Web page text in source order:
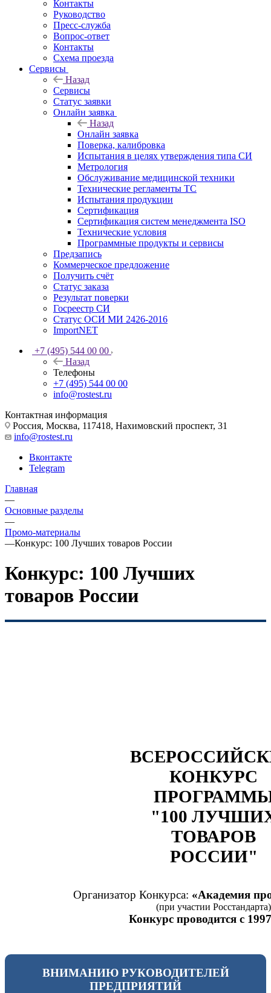
Контакты
Руководство
Пресс-служба
Вопрос-ответ
Контакты
Схема проезда
Сервисы
Назад
Сервисы
Статус заявки
Онлайн заявка
Назад
Онлайн заявка
Поверка, калибровка
Испытания в целях утверждения типа СИ
Метрология
Обслуживание медицинской техники
Технические регламенты ТС
Испытания продукции
Сертификация
Сертификация систем менеджмента ISO
Технические условия
Программные продукты и сервисы
Предзапись
Коммерческое предложение
Получить счёт
Статус заказа
Результат поверки
Госреестр СИ
Статус ОСИ МИ 2426-2016
ImportNET
+7 (495) 544 00 00
Назад
Телефоны
+7 (495) 544 00 00
info@rostest.ru
Контактная информация
Россия, Москва, 117418, Нахимовский проспект, 31
info@rostest.ru
Вконтакте
Telegram
Главная
—
Основные разделы
—
Промо-материалы
—Конкурс: 100 Лучших товаров России
Конкурс: 100 Лучших
товаров России
КОНКУРС
"100
ТОВАРОВ
РОССИИ"
Организатор Конкурса: «Академия
(при участии Росстандарта)
Конкурс проводится с
ВНИМАНИЮ РУКОВОДИТЕЛЕЙ
ПРЕДПРИЯТИЙ